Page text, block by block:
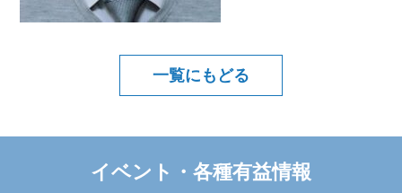
一覧にもどる
イベント・各種有益情報